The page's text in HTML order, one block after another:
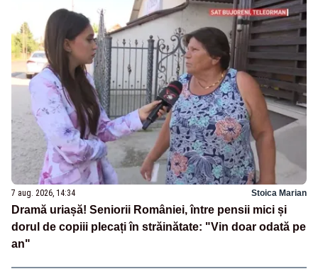
7 aug. 2026, 14:34 Stoica Marian
Dramă uriașă! Seniorii României, între pensii mici și
dorul de copiii plecați în străinătate: "Vin doar odată pe
an"